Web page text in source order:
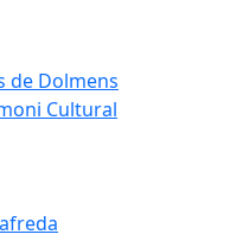
de Dolmens
Cultural